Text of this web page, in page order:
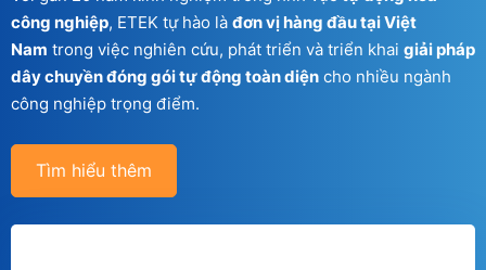
công nghiệp, ETEK tự hào là đơn vị hàng đầu tại Việt
Nam trong việc nghiên cứu, phát triển và triển khai giải pháp
dây chuyền đóng gói tự động toàn diện cho nhiều ngành
công nghiệp trọng điểm.
Tìm hiểu thêm